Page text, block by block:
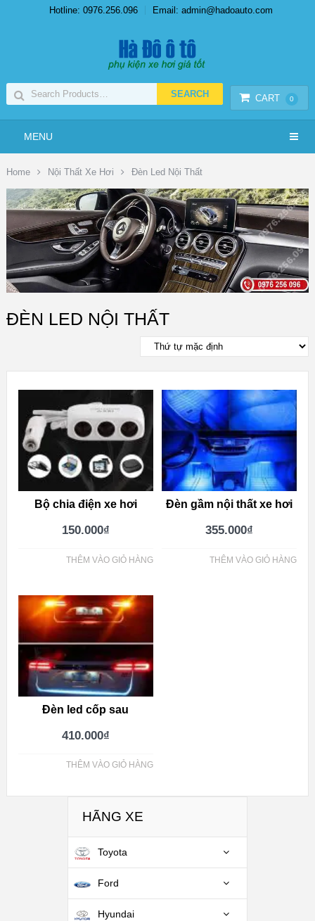
Hotline: 0976.256.096 Email: admin@hadoauto.com
CART 0
MENU
Home Nội Thất Xe Hơi Đèn Led Nội Thất
ĐÈN LED NỘI THẤT
Bộ chia điện xe hơi
150.000₫
THÊM VÀO GIỎ HÀNG
Đèn gầm nội thất xe hơi
355.000₫
THÊM VÀO GIỎ HÀNG
Đèn led cốp sau
410.000₫
THÊM VÀO GIỎ HÀNG
HÃNG XE
Toyota
Ford
Hyundai